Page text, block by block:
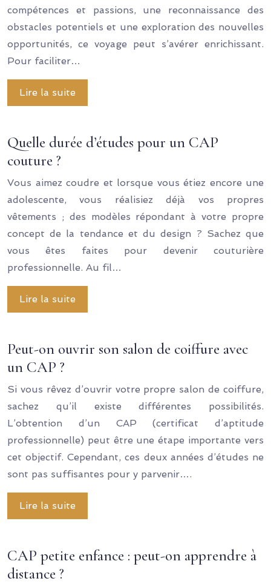
compétences et passions, une reconnaissance des
obstacles potentiels et une exploration des nouvelles
opportunités, ce voyage peut s’avérer enrichissant.
Pour faciliter…
Lire la suite
Quelle durée d’études pour un CAP
couture ?
Vous aimez coudre et lorsque vous étiez encore une
adolescente, vous réalisiez déjà vos propres
vêtements ; des modèles répondant à votre propre
concept de la tendance et du design ? Sachez que
vous êtes faites pour devenir couturière
professionnelle. Au fil…
Lire la suite
Peut-on ouvrir son salon de coiffure avec
un CAP ?
Si vous rêvez d’ouvrir votre propre salon de coiffure,
sachez qu’il existe différentes possibilités.
L’obtention d’un CAP (certificat d’aptitude
professionnelle) peut être une étape importante vers
cet objectif. Cependant, ces deux années d’études ne
sont pas suffisantes pour y parvenir….
Lire la suite
CAP petite enfance : peut-on apprendre à
distance ?